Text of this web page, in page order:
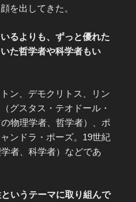
を出してきた。
るよりも、ずっと優れた
た哲学者や科学者もい
ン、デモクリトス、リン
グスタス・テオドール・
物理学者、哲学者）、ポ
ンドラ・ポーズ。19世紀
者、科学者）などであ
いうテーマに取り組んで